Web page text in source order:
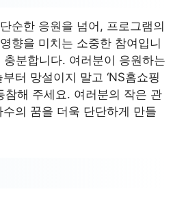
순한 응원을 넘어, 프로그램의
향을 미치는 소중한 참여입니
분합니다. 여러분이 응원하는
터 망설이지 말고 ‘NS홈쇼핑
참해 주세요. 여러분의 작은 관
의 꿈을 더욱 단단하게 만들